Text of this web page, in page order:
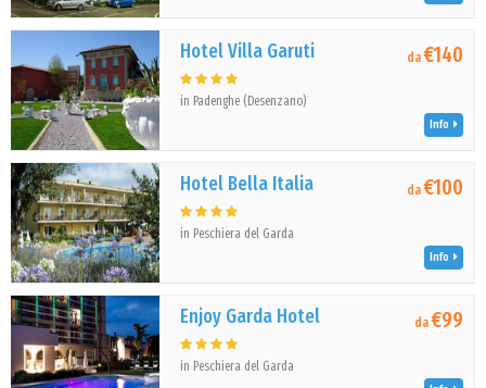
Hotel Villa Garuti
in Padenghe (Desenzano)
da€140
Info
Hotel Bella Italia
in Peschiera del Garda
da€100
Info
Enjoy Garda Hotel
in Peschiera del Garda
da€99